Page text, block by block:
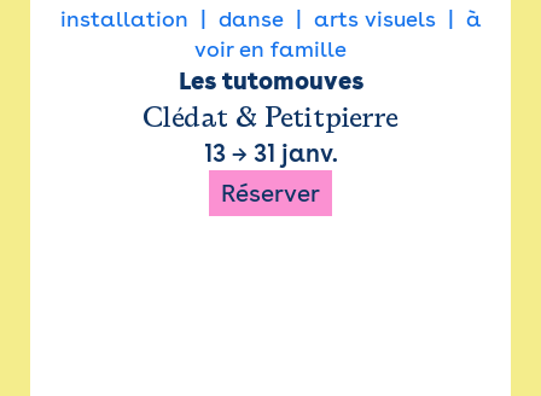
installation danse arts visuels
à
voir en famille
Les tutomouves
Clédat & Petitpierre
13→ 31 janv.
Réserver